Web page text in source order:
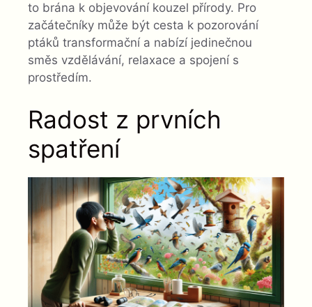
to brána k objevování kouzel přírody. Pro
začátečníky může být cesta k pozorování
ptáků transformační a nabízí jedinečnou
směs vzdělávání, relaxace a spojení s
prostředím.
Radost z prvních
spatření